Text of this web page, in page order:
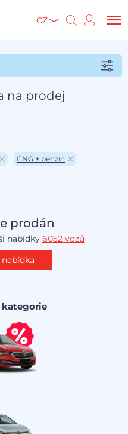
CZ
na prodej
CNG + benzín
prodán
nabídky 6052 vozů
kategorie